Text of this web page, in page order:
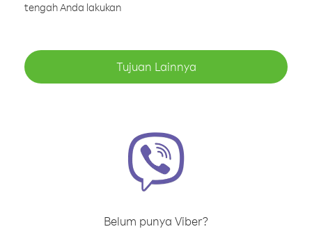
tengah Anda lakukan
Tujuan Lainnya
Belum punya Viber?